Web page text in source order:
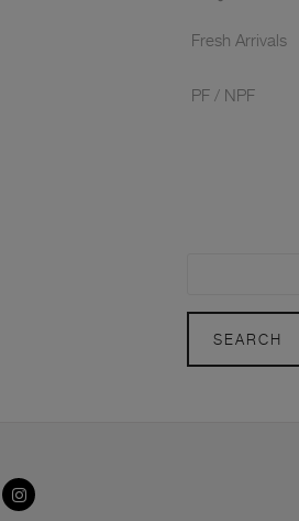
Fresh Arrivals
PF / NPF
SEARCH